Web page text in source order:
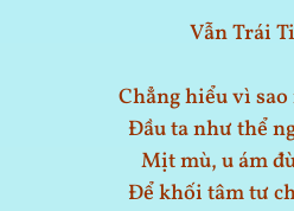
Vẫn Trái
Chẳng hiểu vì
Đầu ta như thể
Mịt mù, u ám
Để khối tâm tư